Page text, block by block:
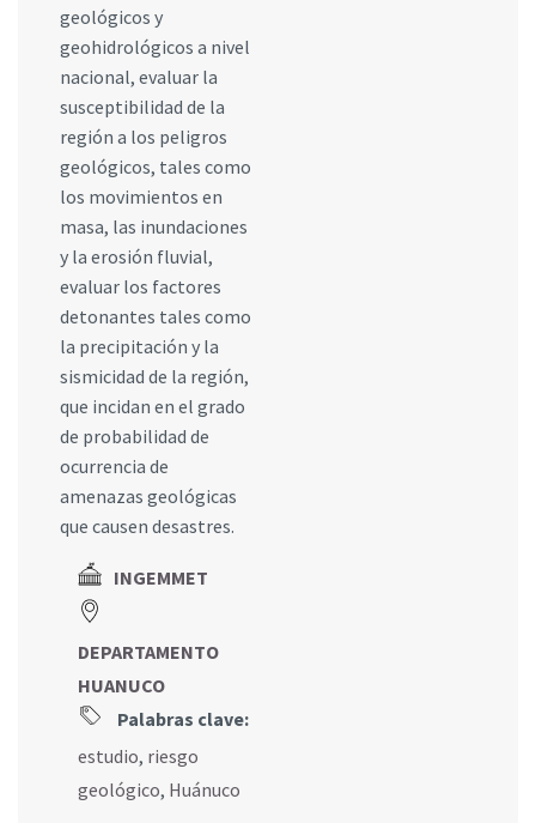
geológicos y
geohidrológicos a nivel
nacional, evaluar la
susceptibilidad de la
región a los peligros
geológicos, tales como
los movimientos en
masa, las inundaciones
y la erosión fluvial,
evaluar los factores
detonantes tales como
la precipitación y la
sismicidad de la región,
que incidan en el grado
de probabilidad de
ocurrencia de
amenazas geológicas
que causen desastres.
INGEMMET
DEPARTAMENTO
HUANUCO
Palabras clave:
estudio, riesgo
geológico, Huánuco